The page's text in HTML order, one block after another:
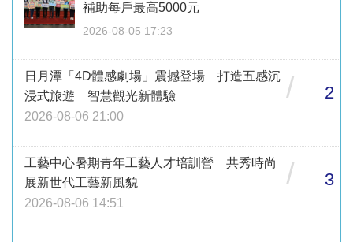
補助每戶最高5000元
2026-08-05 17:23
日月潭「4D體感劇場」震撼登場 打造五感沉
浸式旅遊 智慧觀光新體驗
2026-08-06 21:00
/ 2
工藝中心暑期青年工藝人才培訓營 共秀時尚
展新世代工藝新風貌
2026-08-06 14:51
/ 3